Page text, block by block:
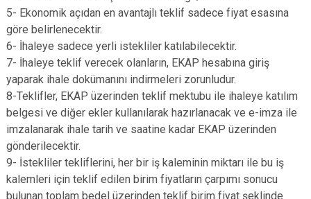
5- Ekonomik açıdan en avantajlı teklif sadece fiyat esasına
göre belirlenecektir.
6- İhaleye sadece yerli istekliler katılabilecektir.
7- İhaleye teklif verecek olanların, EKAP hesabına giriş
yaparak ihale dokümanını indirmeleri zorunludur.
8-Teklifler, EKAP üzerinden teklif mektubu ile ihaleye katılım
belgesi ve diğer ekler kullanılarak hazırlanacak ve e-imza ile
imzalanarak ihale tarih ve saatine kadar EKAP üzerinden
gönderilecektir.
9- İstekliler tekliflerini, her bir iş kaleminin miktarı ile bu iş
kalemleri için teklif edilen birim fiyatların çarpımı sonucu
bulunan toplam bedel üzerinden teklif birim fiyat şeklinde